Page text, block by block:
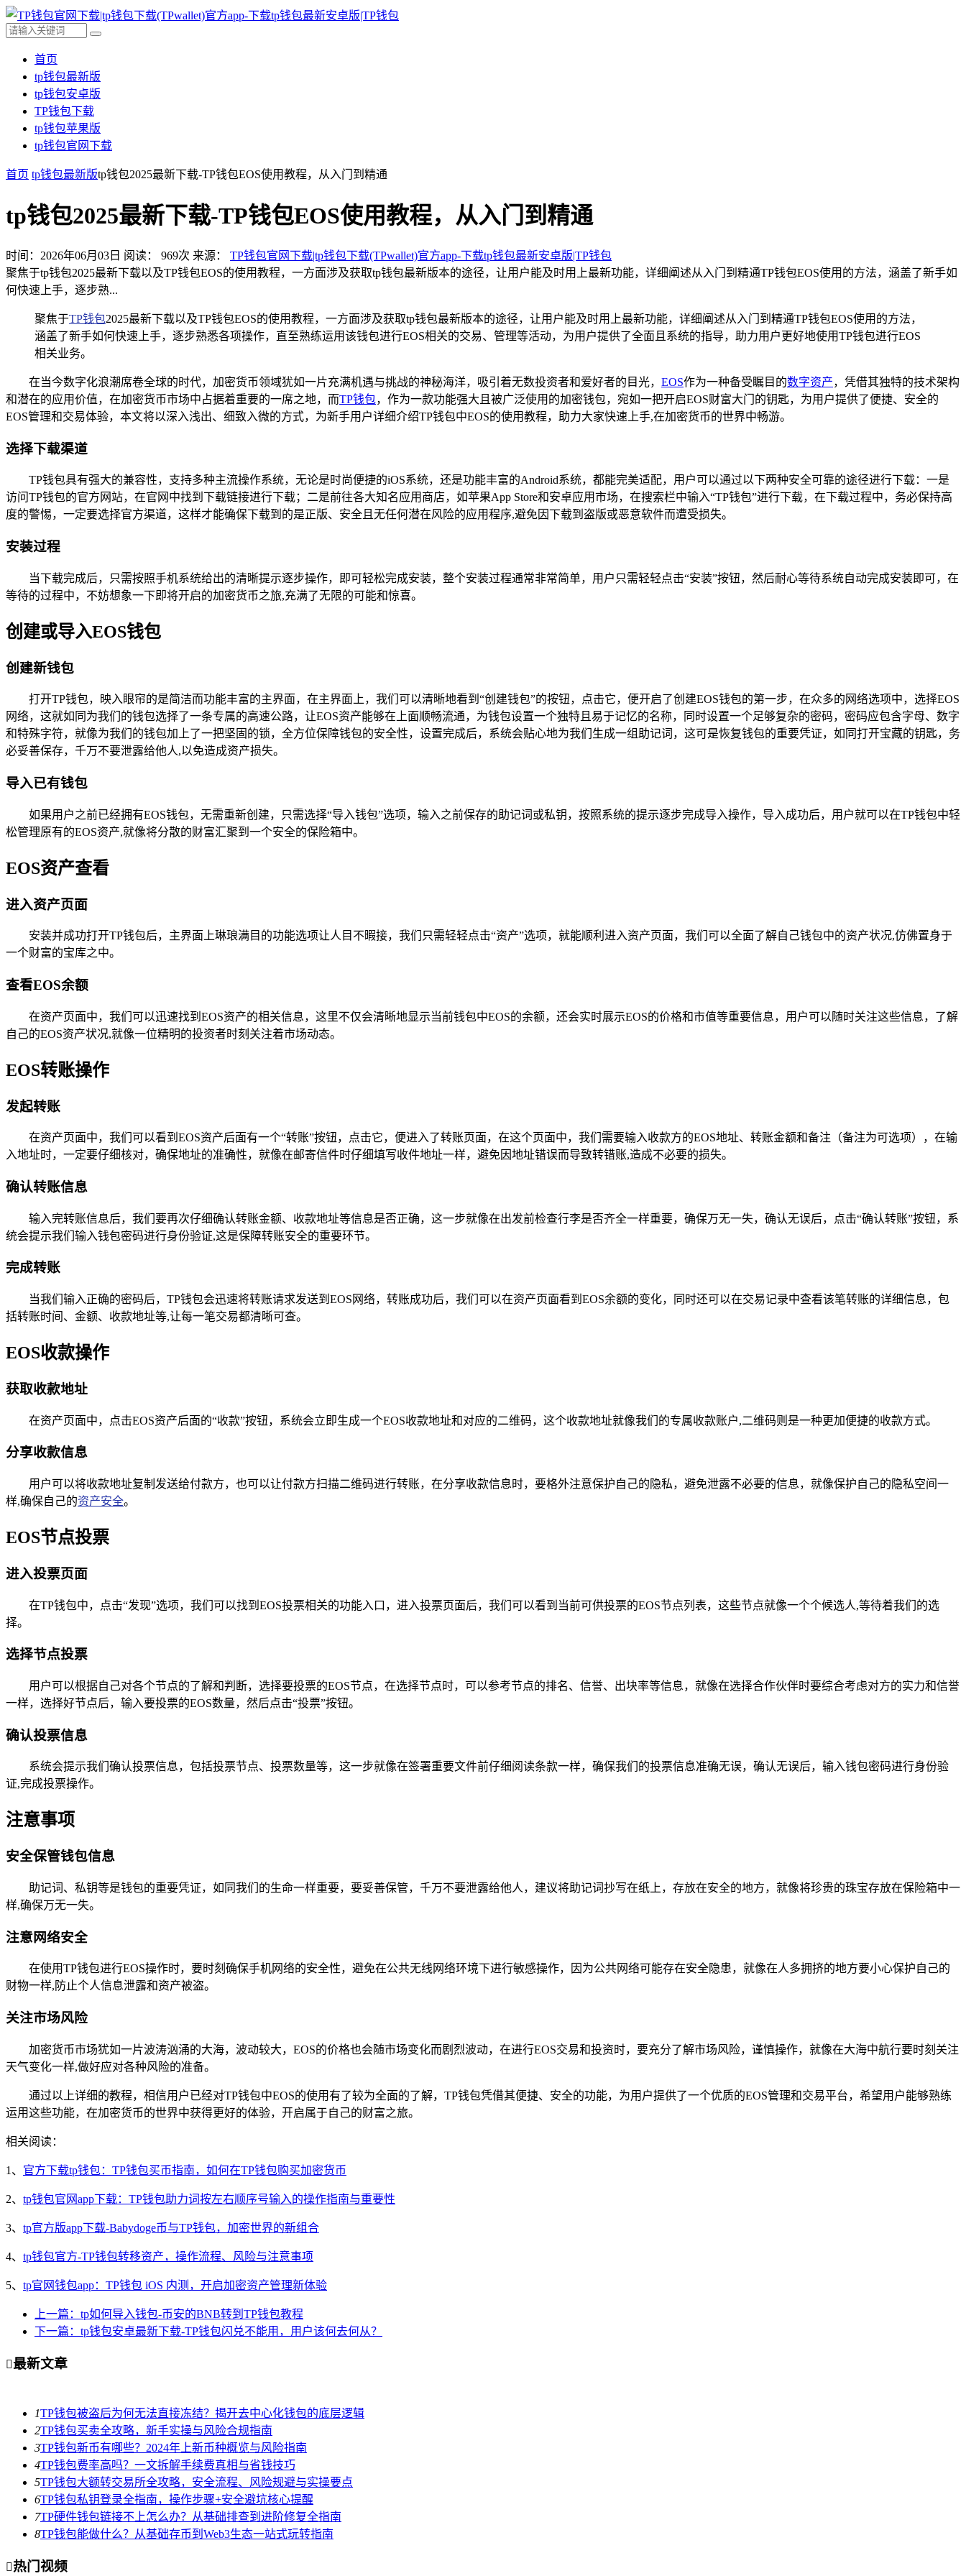
首页
tp钱包最新版
tp钱包安卓版
TP钱包下载
tp钱包苹果版
tp钱包官网下载
首页 tp钱包最新版tp钱包2025最新下载-TP钱包EOS使用教程，从入门到精通
tp钱包2025最新下载-TP钱包EOS使用教程，从入门到精通
时间：2026年06月03日 阅读： 969次 来源： TP钱包官网下载|tp钱包下载(TPwallet)官方app-下载tp钱包最新安卓版|TP钱包
聚焦于tp钱包2025最新下载以及TP钱包EOS的使用教程，一方面涉及获取tp钱包最新版本的途径，让用户能及时用上最新功能，详细阐述从入门到精通TP钱包EOS使用的方法，涵盖了新手如
何快速上手，逐步熟...
聚焦于TP钱包2025最新下载以及TP钱包EOS的使用教程，一方面涉及获取tp钱包最新版本的途径，让用户能及时用上最新功能，详细阐述从入门到精通TP钱包EOS使用的方法，
涵盖了新手如何快速上手，逐步熟悉各项操作，直至熟练运用该钱包进行EOS相关的交易、管理等活动，为用户提供了全面且系统的指导，助力用户更好地使用TP钱包进行EOS
相关业务。
在当今数字化浪潮席卷全球的时代，加密货币领域犹如一片充满机遇与挑战的神秘海洋，吸引着无数投资者和爱好者的目光， EOS作为一种备受瞩目的数字资产，凭借其独特的技术架构
和潜在的应用价值，在加密货币市场中占据着重要的一席之地，而TP钱包，作为一款功能强大且被广泛使用的加密钱包，宛如一把开启EOS财富大门的钥匙，为用户提供了便捷、安全的
EOS管理和交易体验，本文将以深入浅出、细致入微的方式，为新手用户详细介绍TP钱包中EOS的使用教程，助力大家快速上手,在加密货币的世界中畅游。
选择下载渠道
TP钱包具有强大的兼容性，支持多种主流操作系统，无论是时尚便捷的iOS系统，还是功能丰富的Android系统，都能完美适配，用户可以通过以下两种安全可靠的途径进行下载：一是
访问TP钱包的官方网站，在官网中找到下载链接进行下载；二是前往各大知名应用商店，如苹果App Store和安卓应用市场，在搜索栏中输入“TP钱包”进行下载，在下载过程中，务必保持高
度的警惕，一定要选择官方渠道，这样才能确保下载到的是正版、安全且无任何潜在风险的应用程序,避免因下载到盗版或恶意软件而遭受损失。
安装过程
当下载完成后，只需按照手机系统给出的清晰提示逐步操作，即可轻松完成安装，整个安装过程通常非常简单，用户只需轻轻点击“安装”按钮，然后耐心等待系统自动完成安装即可，在
等待的过程中，不妨想象一下即将开启的加密货币之旅,充满了无限的可能和惊喜。
创建或导入EOS钱包
创建新钱包
打开TP钱包，映入眼帘的是简洁而功能丰富的主界面，在主界面上，我们可以清晰地看到“创建钱包”的按钮，点击它，便开启了创建EOS钱包的第一步，在众多的网络选项中，选择EOS
网络，这就如同为我们的钱包选择了一条专属的高速公路，让EOS资产能够在上面顺畅流通，为钱包设置一个独特且易于记忆的名称，同时设置一个足够复杂的密码，密码应包含字母、数字
和特殊字符，就像为我们的钱包加上了一把坚固的锁，全方位保障钱包的安全性，设置完成后，系统会贴心地为我们生成一组助记词，这可是恢复钱包的重要凭证，如同打开宝藏的钥匙，务
必妥善保存，千万不要泄露给他人,以免造成资产损失。
导入已有钱包
如果用户之前已经拥有EOS钱包，无需重新创建，只需选择“导入钱包”选项，输入之前保存的助记词或私钥，按照系统的提示逐步完成导入操作，导入成功后，用户就可以在TP钱包中轻
松管理原有的EOS资产,就像将分散的财富汇聚到一个安全的保险箱中。
EOS资产查看
进入资产页面
安装并成功打开TP钱包后，主界面上琳琅满目的功能选项让人目不暇接，我们只需轻轻点击“资产”选项，就能顺利进入资产页面，我们可以全面了解自己钱包中的资产状况,仿佛置身于
一个财富的宝库之中。
查看EOS余额
在资产页面中，我们可以迅速找到EOS资产的相关信息，这里不仅会清晰地显示当前钱包中EOS的余额，还会实时展示EOS的价格和市值等重要信息，用户可以随时关注这些信息，了解
自己的EOS资产状况,就像一位精明的投资者时刻关注着市场动态。
EOS转账操作
发起转账
在资产页面中，我们可以看到EOS资产后面有一个“转账”按钮，点击它，便进入了转账页面，在这个页面中，我们需要输入收款方的EOS地址、转账金额和备注（备注为可选项），在输
入地址时，一定要仔细核对，确保地址的准确性，就像在邮寄信件时仔细填写收件地址一样，避免因地址错误而导致转错账,造成不必要的损失。
确认转账信息
输入完转账信息后，我们要再次仔细确认转账金额、收款地址等信息是否正确，这一步就像在出发前检查行李是否齐全一样重要，确保万无一失，确认无误后，点击“确认转账”按钮，系
统会提示我们输入钱包密码进行身份验证,这是保障转账安全的重要环节。
完成转账
当我们输入正确的密码后，TP钱包会迅速将转账请求发送到EOS网络，转账成功后，我们可以在资产页面看到EOS余额的变化，同时还可以在交易记录中查看该笔转账的详细信息，包
括转账时间、金额、收款地址等,让每一笔交易都清晰可查。
EOS收款操作
获取收款地址
在资产页面中，点击EOS资产后面的“收款”按钮，系统会立即生成一个EOS收款地址和对应的二维码，这个收款地址就像我们的专属收款账户,二维码则是一种更加便捷的收款方式。
分享收款信息
用户可以将收款地址复制发送给付款方，也可以让付款方扫描二维码进行转账，在分享收款信息时，要格外注意保护自己的隐私，避免泄露不必要的信息，就像保护自己的隐私空间一
样,确保自己的资产安全。
EOS节点投票
进入投票页面
在TP钱包中，点击“发现”选项，我们可以找到EOS投票相关的功能入口，进入投票页面后，我们可以看到当前可供投票的EOS节点列表，这些节点就像一个个候选人,等待着我们的选
择。
选择节点投票
用户可以根据自己对各个节点的了解和判断，选择要投票的EOS节点，在选择节点时，可以参考节点的排名、信誉、出块率等信息，就像在选择合作伙伴时要综合考虑对方的实力和信誉
一样，选择好节点后，输入要投票的EOS数量，然后点击“投票”按钮。
确认投票信息
系统会提示我们确认投票信息，包括投票节点、投票数量等，这一步就像在签署重要文件前仔细阅读条款一样，确保我们的投票信息准确无误，确认无误后，输入钱包密码进行身份验
证,完成投票操作。
注意事项
安全保管钱包信息
助记词、私钥等是钱包的重要凭证，如同我们的生命一样重要，要妥善保管，千万不要泄露给他人，建议将助记词抄写在纸上，存放在安全的地方，就像将珍贵的珠宝存放在保险箱中一
样,确保万无一失。
注意网络安全
在使用TP钱包进行EOS操作时，要时刻确保手机网络的安全性，避免在公共无线网络环境下进行敏感操作，因为公共网络可能存在安全隐患，就像在人多拥挤的地方要小心保护自己的
财物一样,防止个人信息泄露和资产被盗。
关注市场风险
加密货币市场犹如一片波涛汹涌的大海，波动较大，EOS的价格也会随市场变化而剧烈波动，在进行EOS交易和投资时，要充分了解市场风险，谨慎操作，就像在大海中航行要时刻关注
天气变化一样,做好应对各种风险的准备。
通过以上详细的教程，相信用户已经对TP钱包中EOS的使用有了较为全面的了解，TP钱包凭借其便捷、安全的功能，为用户提供了一个优质的EOS管理和交易平台，希望用户能够熟练
运用这些功能，在加密货币的世界中获得更好的体验，开启属于自己的财富之旅。
相关阅读：
1、 官方下载tp钱包：TP钱包买币指南，如何在TP钱包购买加密货币
2、 tp钱包官网app下载：TP钱包助力词按左右顺序号输入的操作指南与重要性
3、 tp官方版app下载-Babydoge币与TP钱包，加密世界的新组合
4、 tp钱包官方-TP钱包转移资产，操作流程、风险与注意事项
5、 tp官网钱包app：TP钱包 iOS 内测，开启加密资产管理新体验
上一篇：tp如何导入钱包-币安的BNB转到TP钱包教程
下一篇：tp钱包安卓最新下载-TP钱包闪兑不能用，用户该何去何从？
最新文章
1TP钱包被盗后为何无法直接冻结？揭开去中心化钱包的底层逻辑
2TP钱包买卖全攻略，新手实操与风险合规指南
3TP钱包新币有哪些？2024年上新币种概览与风险指南
4TP钱包费率高吗？一文拆解手续费真相与省钱技巧
5TP钱包大额转交易所全攻略，安全流程、风险规避与实操要点
6TP钱包私钥登录全指南，操作步骤+安全避坑核心提醒
7TP硬件钱包链接不上怎么办？从基础排查到进阶修复全指南
8TP钱包能做什么？从基础存币到Web3生态一站式玩转指南
热门视频